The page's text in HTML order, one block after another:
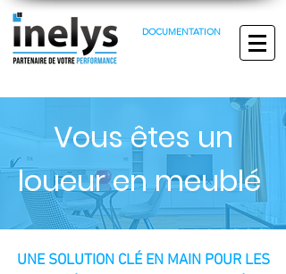
DOCUMENTATION
Vous êtes un
loueur en meublé
UNE SOLUTION CLÉ EN MAIN POUR LES